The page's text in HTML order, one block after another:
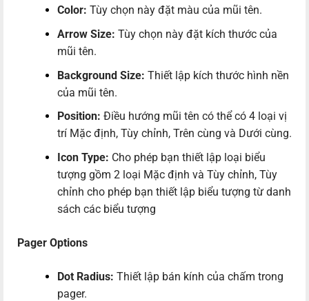
Color: Tùy chọn này đặt màu của mũi tên.
Arrow Size: Tùy chọn này đặt kích thước của
mũi tên.
Background Size: Thiết lập kích thước hình nền
của mũi tên.
Position: Điều hướng mũi tên có thể có 4 loại vị
trí Mặc định, Tùy chỉnh, Trên cùng và Dưới cùng.
Icon Type: Cho phép bạn thiết lập loại biểu
tượng gồm 2 loại Mặc định và Tùy chỉnh, Tùy
chỉnh cho phép bạn thiết lập biểu tượng từ danh
sách các biểu tượng
Pager Options
Dot Radius: Thiết lập bán kính của chấm trong
pager.